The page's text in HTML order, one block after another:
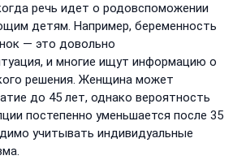
речь идет о родовспоможении
детям. Например, беременность
— это довольно
и многие ищут информацию о
решения. Женщина может
до 45 лет, однако вероятность
постепенно уменьшается после 35
учитывать индивидуальные